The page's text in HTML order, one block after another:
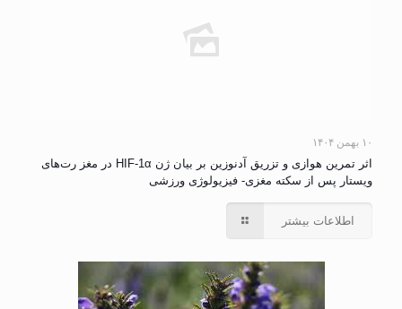
۱۰ بهمن ۱۴۰۴
اثر تمرین هوازی و تزریق آدنوزین بر بیان ژن HIF-1α در مغز رت‌های
ویستار پس از سکته مغزی- فیزیولوژی ورزشی
اطلاعات بیشتر